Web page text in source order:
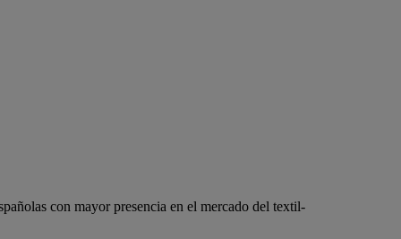
con mayor presencia en el mercado del textil-